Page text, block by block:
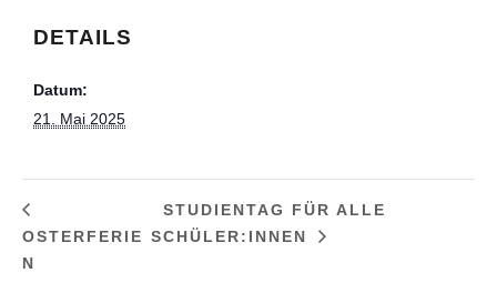
DETAILS
Datum:
21. Mai 2025
OSTERFERIE
N
STUDIENTAG FÜR ALLE
SCHÜLER:INNEN